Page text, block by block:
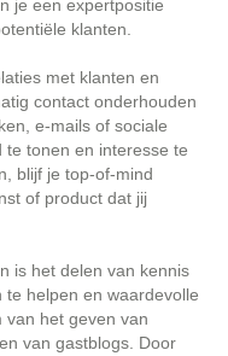
je een expertpositie
klanten.
met klanten en
contact onderhouden
e-mails of sociale
te tonen en interesse te
blijf je top-of-mind
of product dat jij
is het delen van kennis
helpen en waardevolle
van het geven van
van gastblogs. Door